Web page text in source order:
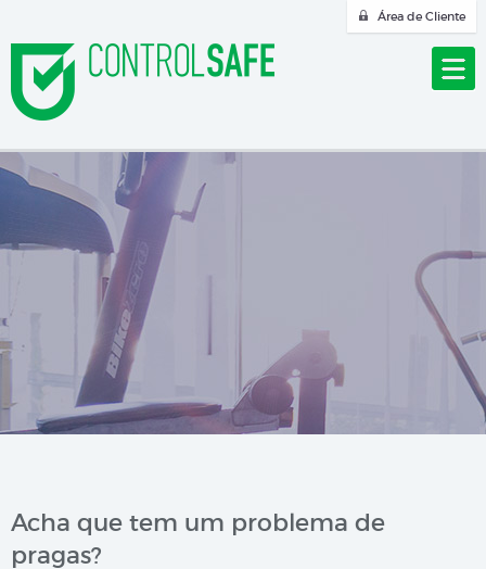
Área de Cliente
Acha que tem um problema de
pragas?